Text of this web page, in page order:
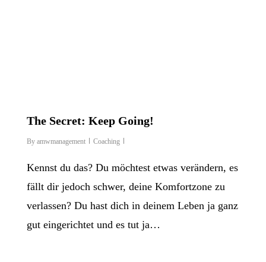
The Secret: Keep Going!
By amwmanagement Coaching
Kennst du das? Du möchtest etwas verändern, es
fällt dir jedoch schwer, deine Komfortzone zu
verlassen? Du hast dich in deinem Leben ja ganz
gut eingerichtet und es tut ja…